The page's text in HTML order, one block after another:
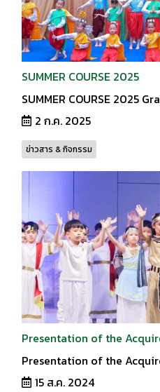
SUMMER COURSE 2025
SUMMER COURSE 2025
2 ก.ค. 2025
ข่าวสาร & กิจกรรม
Presentation of the
Presentation of the
15 ส.ค. 2024